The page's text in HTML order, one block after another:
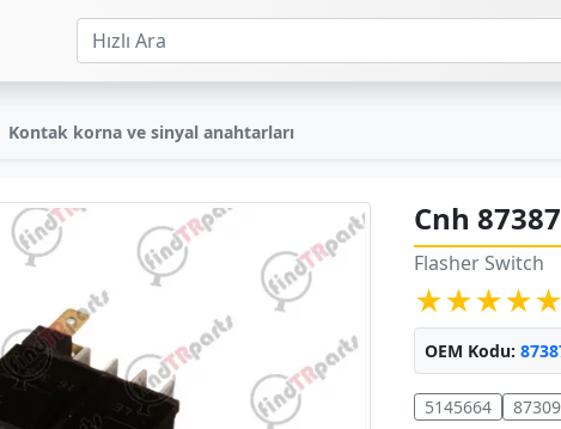
Kontak korna ve sinyal anahtarları
Cnh
Flasher Switch
★★★★★
OEM Kodu:
5145664